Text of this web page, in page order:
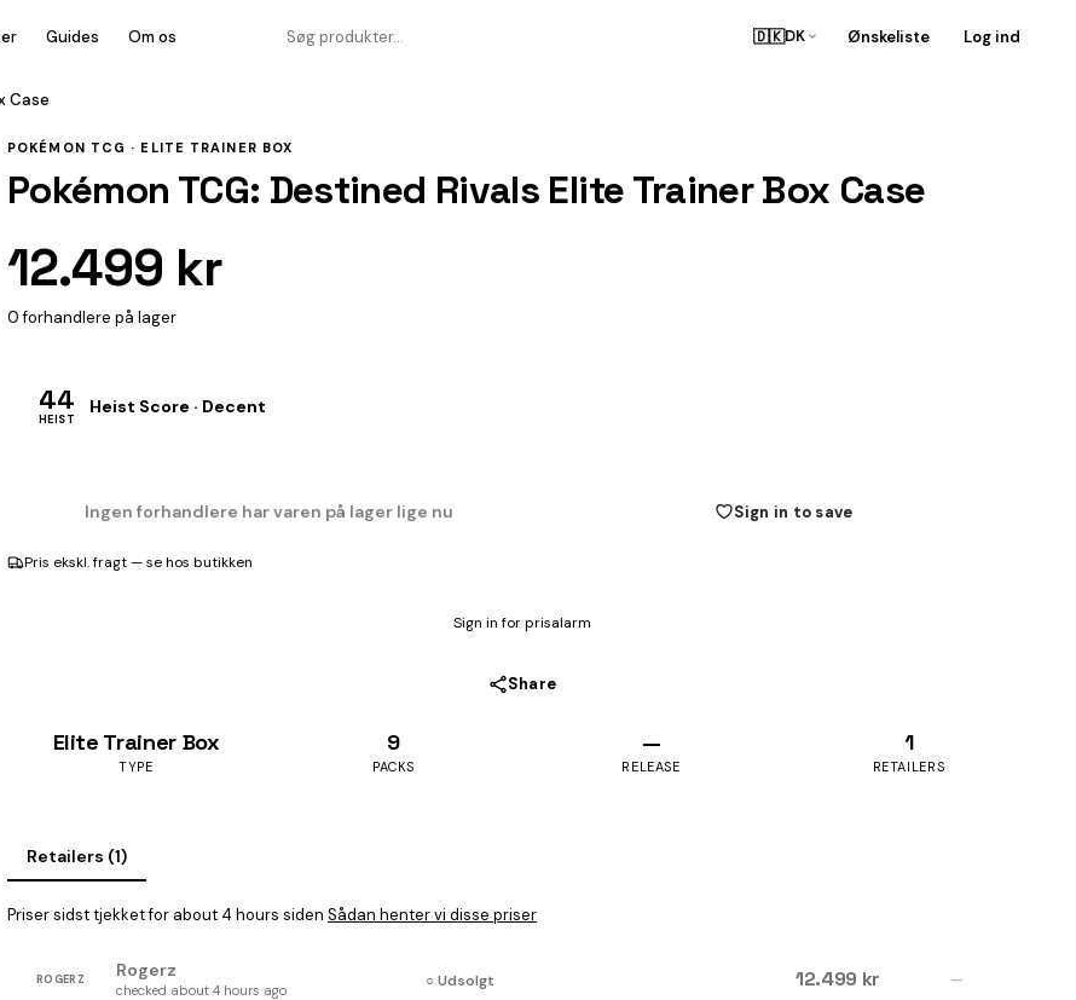
Guides Om os 🇩🇰DK Ønskeliste Log ind
Case
POKÉMON TCG · ELITE TRAINER BOX
Pokémon TCG: Destined Rivals Elite Trainer Box Case
12.499 kr
0 forhandlere på lager
44
HEIST
Heist Score · Decent
Ingen forhandlere har varen på lager lige nu Sign in to save
Pris ekskl. fragt — se hos butikken
Sign in for prisalarm
Share
Elite Trainer Box
TYPE
9
PACKS
—
RELEASE
1
RETAILERS
Retailers (1)
Priser sidst tjekket for about 4 hours siden Sådan henter vi disse priser
ROGERZ Rogerz
checked about 4 hours ago ○ Udsolgt 12.499 kr —